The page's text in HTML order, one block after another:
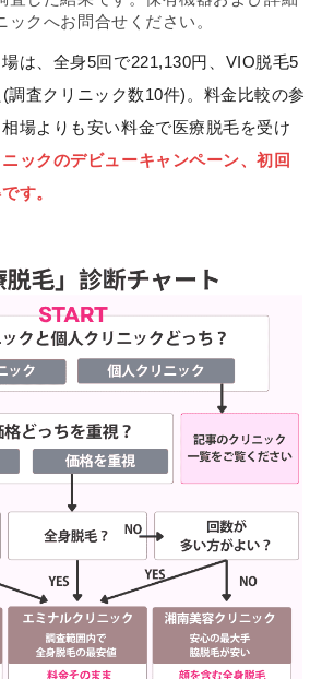
ックへお問合せください。
は、全身5回で221,130円、VIO脱毛5
調査クリニック数10件)。料金比較の参
場よりも安い料金で医療脱毛を受け
ックのデビューキャンペーン、初回
す。